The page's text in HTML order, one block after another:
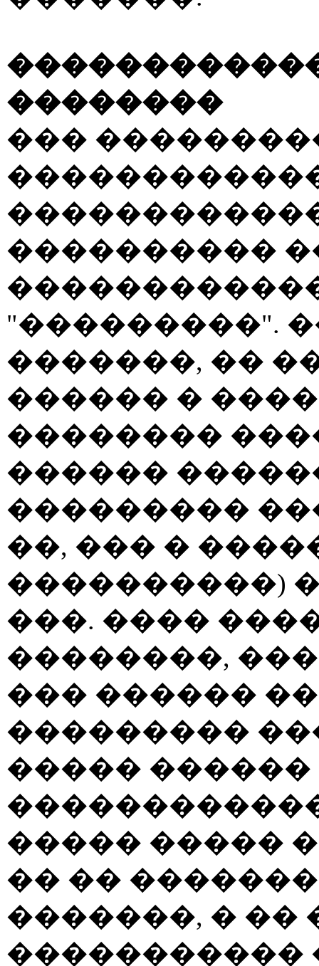
��������
���
����������
"���������".
�������, ��
������ �
��������
������
���������
��, ��� �
����������)
���. ����
��������,
��� ������
���������
����� ������
����� �����
�� ��
�������, � ��
�����������